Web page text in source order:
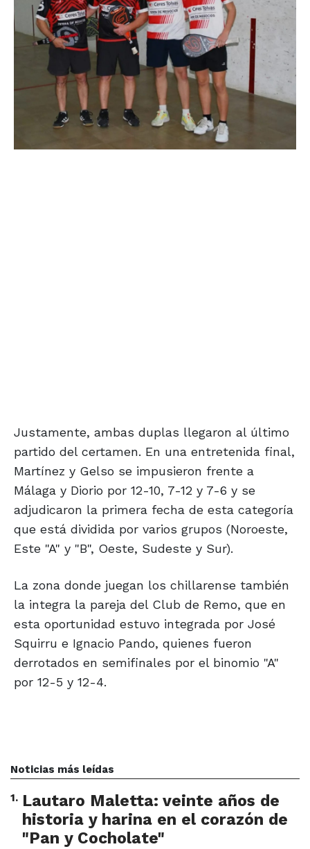
Justamente, ambas duplas llegaron al último
partido del certamen. En una entretenida final,
Martínez y Gelso se impusieron frente a
Málaga y Diorio por 12-10, 7-12 y 7-6 y se
adjudicaron la primera fecha de esta categoría
que está dividida por varios grupos (Noroeste,
Este "A" y "B", Oeste, Sudeste y Sur).
La zona donde juegan los chillarense también
la integra la pareja del Club de Remo, que en
esta oportunidad estuvo integrada por José
Squirru e Ignacio Pando, quienes fueron
derrotados en semifinales por el binomio "A"
por 12-5 y 12-4.
Noticias más leídas
1. Lautaro Maletta: veinte años de
historia y harina en el corazón de
"Pan y Cocholate"